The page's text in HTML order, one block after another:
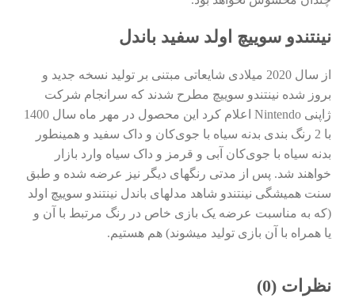
نینتندو سوییچ اولد سفید باندل
از سال 2020 میلادی شایعاتی مبتنی بر تولید نسخه جدید و
بروز شده نینتندو سوییچ مطرح شدند که سرانجام شرکت
ژاپنی Nintendo اعلام کرد این محصول در مهر ماه سال 1400
با 2 رنگ بندی بدنه سیاه با جوی‌کان و داک سفید و همینطور
بدنه سیاه با جوی‌کان‌ آبی و قرمز و داک سیاه وارد بازار
خواهند شد. پس از مدتی رنگهای دیگر نیز عرضه شده و طبق
سنت همیشگی نینتندو شاهد مدلهای باندل نینتندو سوییچ اولد
(که به مناسبت عرضه یک بازی خاص در رنگ مرتبط با آن و
یا همراه با آن بازی تولید میشوند) هم هستیم.
نظرات (0)